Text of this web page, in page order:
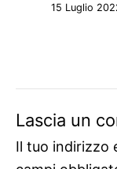
15 Luglio
Lascia un
Il tuo indirizzo